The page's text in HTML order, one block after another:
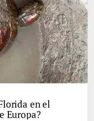
en el
Europa?